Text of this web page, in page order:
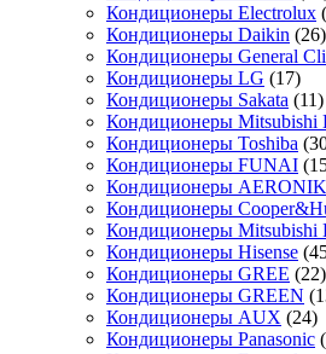
Кондиционеры Electrolux
Кондиционеры Daikin (26)
Кондиционеры General
Кондиционеры LG (17)
Кондиционеры Sakata (11)
Кондиционеры Mitsubishi
Кондиционеры Toshiba
Кондиционеры FUNAI
Кондиционеры AERONIK
Кондиционеры
Кондиционеры Mitsubishi
Кондиционеры Hisense
Кондиционеры GREE (22)
Кондиционеры GREEN
Кондиционеры AUX (24)
Кондиционеры Panasonic